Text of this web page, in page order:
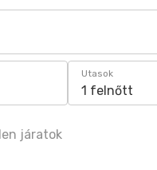
Utasok
1 felnőtt
járatok